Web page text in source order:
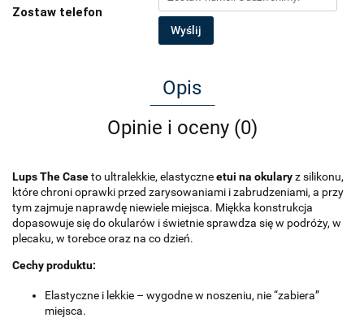
Zostaw telefon
Wyślij
Opis
Opinie i oceny (0)
Lups The Caseto ultralekkie, elastyczneetui na okularyz silikonu,
które chroni oprawki przed zarysowaniami i zabrudzeniami, a przy
tym zajmuje naprawdę niewiele miejsca. Miękka konstrukcja
dopasowuje się do okularów i świetnie sprawdza się w podróży, w
plecaku, w torebce oraz na co dzień.
Cechy produktu:
Elastyczne i lekkie – wygodne w noszeniu, nie “zabiera”
miejsca.